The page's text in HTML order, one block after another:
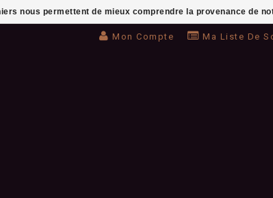
Mon Compte Ma Liste De
nous permettent de mieux comprendre la provenance de